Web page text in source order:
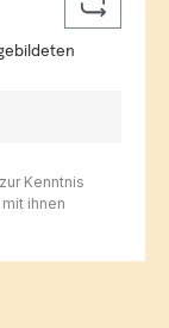
zur Kenntnis
ihnen